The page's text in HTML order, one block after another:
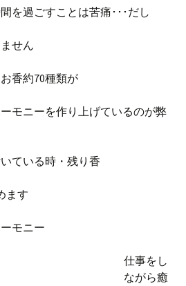
を過ごすことは苦痛･･･だし
せん
香約70種類が
モニーを作り上げているのが弊
ている時・残り香
ます
モニー
仕事をし
ながら癒